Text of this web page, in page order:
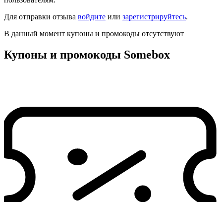
Для отправки отзыва войдите или зарегистрируйтесь.
В данный момент купоны и промокоды отсутствуют
Купоны и промокоды Somebox